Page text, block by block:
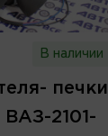
В наличии
печки
2101-